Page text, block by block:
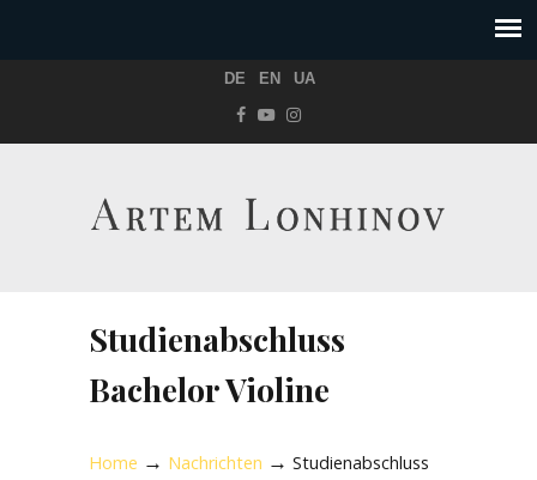
DE EN UA
Studienabschluss
Bachelor Violine
Home → Nachrichten → Studienabschluss